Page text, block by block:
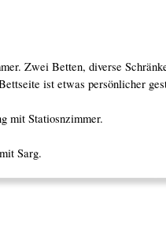
Zwei Betten, diverse
ist etwas persönlicher
mit Statiosnzimmer.
Sarg.